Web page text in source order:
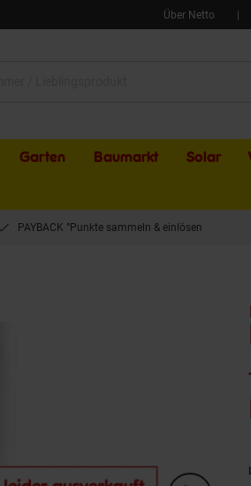
Über Netto
Garten Baumarkt Solar
PAYBACK °Punkte sammeln & einlösen